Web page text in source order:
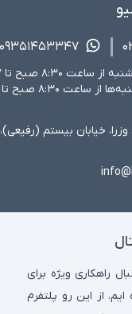
۰۹۳۵۱۴۵۳۳۴۷
شنبه
وزرا، خیابان بیستم
راهکاری ویژه برای
از این رو پلتفرم